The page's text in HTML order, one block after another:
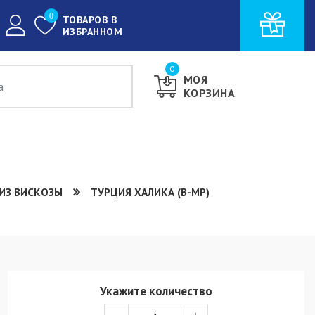
ТОВАРОВ В
ИЗБРАННОМ
0
МОЯ
КОРЗИНА
0
ВИСКОЗЫ ТУРЦИЯ ХАЛИКА (В-МР)
Укажите количество